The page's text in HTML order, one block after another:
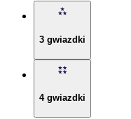
3 gwiazdki
4 gwiazdki